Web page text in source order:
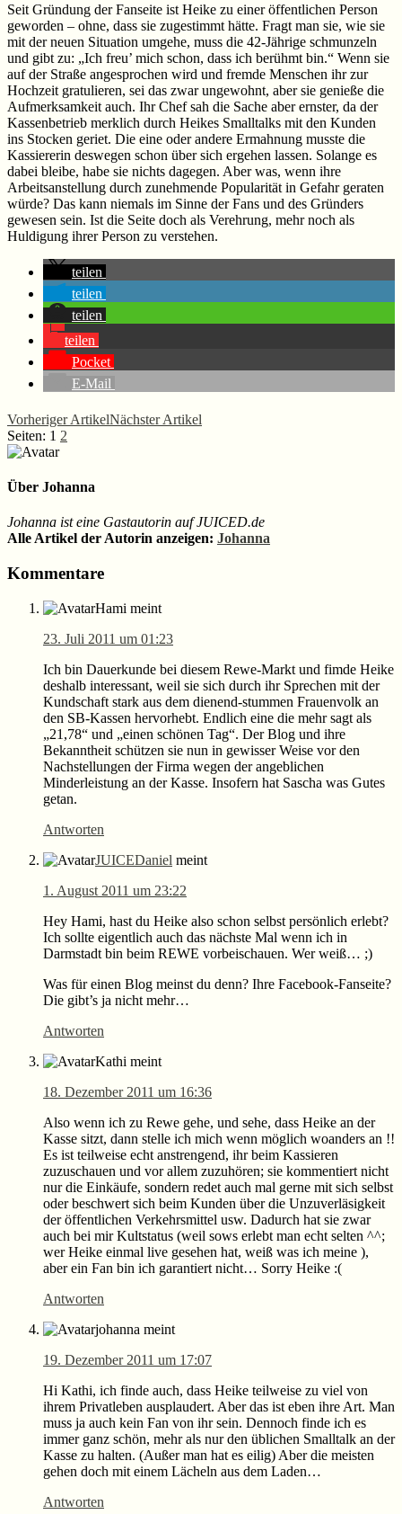
Seit Gründung der Fanseite ist Heike zu einer öffentlichen Person
geworden – ohne, dass sie zugestimmt hätte. Fragt man sie, wie sie
mit der neuen Situation umgehe, muss die 42-Jährige schmunzeln
und gibt zu: „Ich freu’ mich schon, dass ich berühmt bin.“ Wenn sie
auf der Straße angesprochen wird und fremde Menschen ihr zur
Hochzeit gratulieren, sei das zwar ungewohnt, aber sie genieße die
Aufmerksamkeit auch. Ihr Chef sah die Sache aber ernster, da der
Kassenbetrieb merklich durch Heikes Smalltalks mit den Kunden
ins Stocken geriet. Die eine oder andere Ermahnung musste die
Kassiererin deswegen schon über sich ergehen lassen. Solange es
dabei bleibe, habe sie nichts dagegen. Aber was, wenn ihre
Arbeitsanstellung durch zunehmende Popularität in Gefahr geraten
würde? Das kann niemals im Sinne der Fans und des Gründers
gewesen sein. Ist die Seite doch als Verehrung, mehr noch als
Huldigung ihrer Person zu verstehen.
teilen
teilen
teilen
teilen
Pocket
E-Mail
Vorheriger ArtikelNächster Artikel
Seiten: Seite
1 Seite
2
Über Johanna
Johanna ist eine Gastautorin auf JUICED.de
Alle Artikel der Autorin anzeigen: Johanna
Leser-
Interaktionen
Kommentare
Hami meint
23. Juli 2011 um 01:23
Ich bin Dauerkunde bei diesem Rewe-Markt und fimde Heike
deshalb interessant, weil sie sich durch ihr Sprechen mit der
Kundschaft stark aus dem dienend-stummen Frauenvolk an
den SB-Kassen hervorhebt. Endlich eine die mehr sagt als
„21,78“ und „einen schönen Tag“. Der Blog und ihre
Bekanntheit schützen sie nun in gewisser Weise vor den
Nachstellungen der Firma wegen der angeblichen
Minderleistung an der Kasse. Insofern hat Sascha was Gutes
getan.
Antworten
JUICEDaniel meint
1. August 2011 um 23:22
Hey Hami, hast du Heike also schon selbst persönlich erlebt?
Ich sollte eigentlich auch das nächste Mal wenn ich in
Darmstadt bin beim REWE vorbeischauen. Wer weiß… ;)
Was für einen Blog meinst du denn? Ihre Facebook-Fanseite?
Die gibt’s ja nicht mehr…
Antworten
Kathi meint
18. Dezember 2011 um 16:36
Also wenn ich zu Rewe gehe, und sehe, dass Heike an der
Kasse sitzt, dann stelle ich mich wenn möglich woanders an !!
Es ist teilweise echt anstrengend, ihr beim Kassieren
zuzuschauen und vor allem zuzuhören; sie kommentiert nicht
nur die Einkäufe, sondern redet auch mal gerne mit sich selbst
oder beschwert sich beim Kunden über die Unzuverläsigkeit
der öffentlichen Verkehrsmittel usw. Dadurch hat sie zwar
auch bei mir Kultstatus (weil sows erlebt man echt selten ^^;
wer Heike einmal live gesehen hat, weiß was ich meine ),
aber ein Fan bin ich garantiert nicht… Sorry Heike :(
Antworten
johanna meint
19. Dezember 2011 um 17:07
Hi Kathi, ich finde auch, dass Heike teilweise zu viel von
ihrem Privatleben ausplaudert. Aber das ist eben ihre Art. Man
muss ja auch kein Fan von ihr sein. Dennoch finde ich es
immer ganz schön, mehr als nur den üblichen Smalltalk an der
Kasse zu halten. (Außer man hat es eilig) Aber die meisten
gehen doch mit einem Lächeln aus dem Laden…
Antworten